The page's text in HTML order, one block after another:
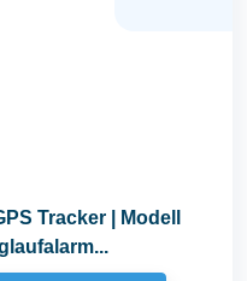
Tracker | Modell